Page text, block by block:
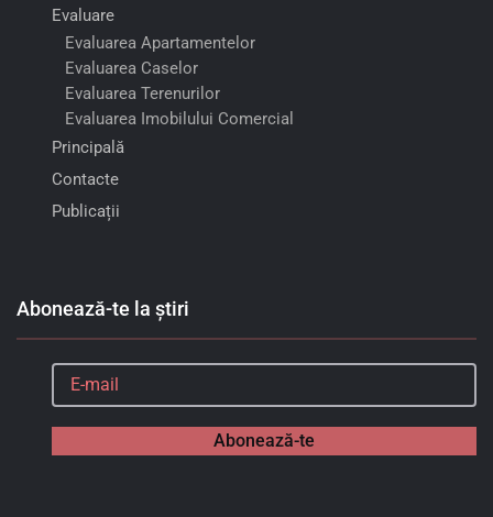
Evaluare
Evaluarea Apartamentelor
Evaluarea Caselor
Evaluarea Terenurilor
Evaluarea Imobilului Comercial
Principală
Contacte
Publicații
Abonează-te la știri
Abonează-te